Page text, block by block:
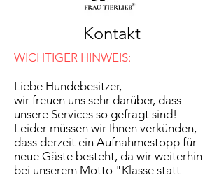
Kontakt
WICHTIGER HINWEIS:
Liebe Hundebesitzer,
wir freuen uns sehr darüber, dass
unsere Services so gefragt sind!
Leider müssen wir Ihnen verkünden,
dass derzeit ein Aufnahmestopp für
neue Gäste besteht, da wir weiterhin
bei unserem Motto "Klasse statt